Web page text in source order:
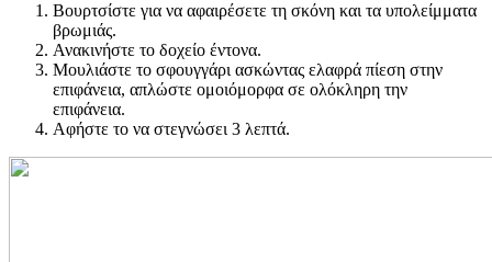
Βουρτσίστε για να αφαιρέσετε τη σκόνη και τα υπολείμματα
βρωμιάς.
Ανακινήστε το δοχείο έντονα.
Μουλιάστε το σφουγγάρι ασκώντας ελαφρά πίεση στην
επιφάνεια, απλώστε ομοιόμορφα σε ολόκληρη την
επιφάνεια.
Αφήστε το να στεγνώσει 3 λεπτά.